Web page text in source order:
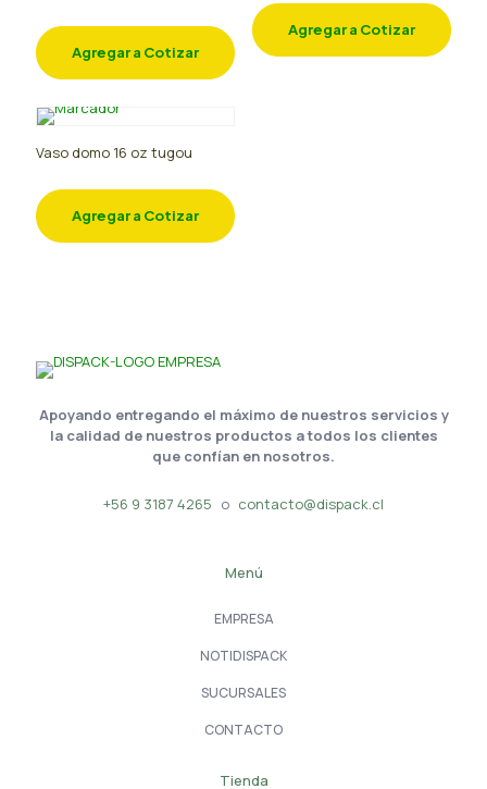
Agregar a Cotizar
Agregar a Cotizar
Vaso domo 16 oz tugou
Agregar a Cotizar
Apoyando entregando el máximo de nuestros servicios y
la calidad de nuestros productos a todos los clientes
que confían en nosotros.
+56 9 3187 4265 o contacto@dispack.cl
Menú
EMPRESA
NOTIDISPACK
SUCURSALES
CONTACTO
Tienda